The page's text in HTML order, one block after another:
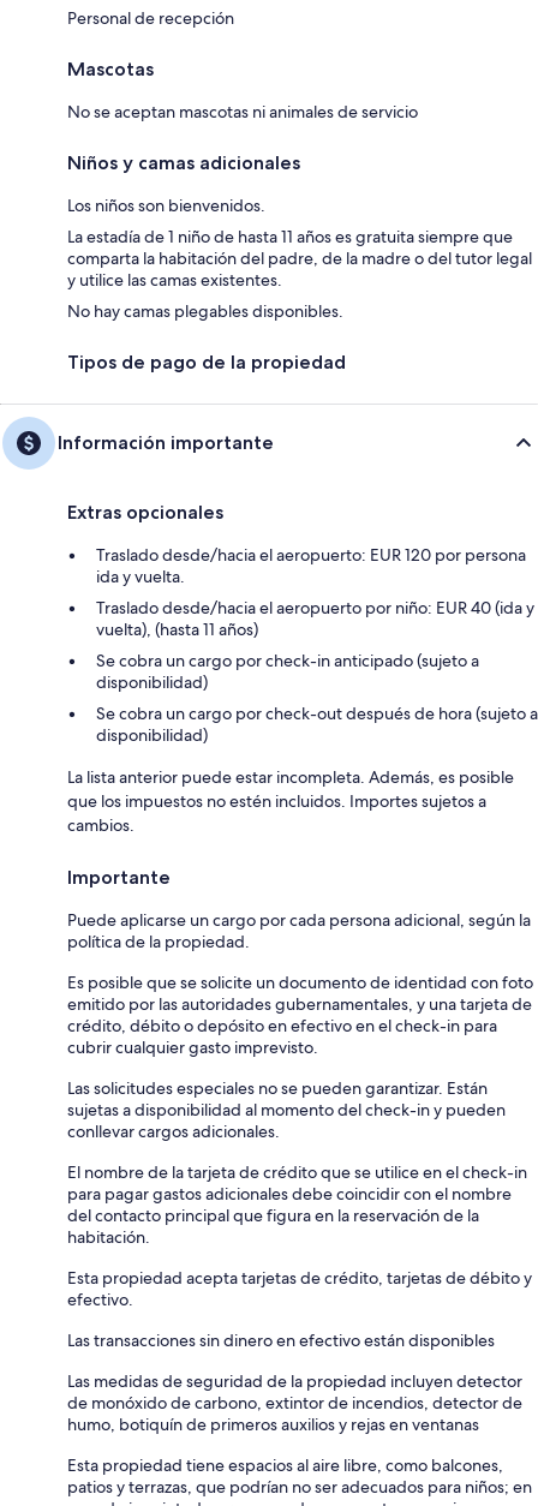
Personal de recepción
Mascotas
No se aceptan mascotas ni animales de servicio
Niños y camas adicionales
Los niños son bienvenidos.
La estadía de 1 niño de hasta 11 años es gratuita siempre que
comparta la habitación del padre, de la madre o del tutor legal
y utilice las camas existentes.
No hay camas plegables disponibles.
Tipos de pago de la propiedad
Información importante
Extras opcionales
Traslado desde/hacia el aeropuerto: EUR 120 por persona
ida y vuelta.
Traslado desde/hacia el aeropuerto por niño: EUR 40 (ida y
vuelta), (hasta 11 años)
Se cobra un cargo por check-in anticipado (sujeto a
disponibilidad)
Se cobra un cargo por check-out después de hora (sujeto a
disponibilidad)
La lista anterior puede estar incompleta. Además, es posible
que los impuestos no estén incluidos. Importes sujetos a
cambios.
Importante
Puede aplicarse un cargo por cada persona adicional, según la
política de la propiedad.
Es posible que se solicite un documento de identidad con foto
emitido por las autoridades gubernamentales, y una tarjeta de
crédito, débito o depósito en efectivo en el check-in para
cubrir cualquier gasto imprevisto.
Las solicitudes especiales no se pueden garantizar. Están
sujetas a disponibilidad al momento del check-in y pueden
conllevar cargos adicionales.
El nombre de la tarjeta de crédito que se utilice en el check-in
para pagar gastos adicionales debe coincidir con el nombre
del contacto principal que figura en la reservación de la
habitación.
Esta propiedad acepta tarjetas de crédito, tarjetas de débito y
efectivo.
Las transacciones sin dinero en efectivo están disponibles
Las medidas de seguridad de la propiedad incluyen detector
de monóxido de carbono, extintor de incendios, detector de
humo, botiquín de primeros auxilios y rejas en ventanas
Esta propiedad tiene espacios al aire libre, como balcones,
patios y terrazas, que podrían no ser adecuados para niños; en